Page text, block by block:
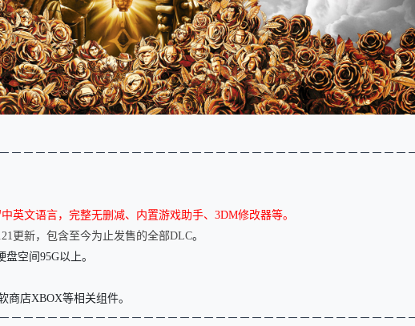
－－－－－－－－－－－－－－ －－－－－ －－－－－ －－－－－ －－－－
英文语言，完整无删减、内置游戏助手、3DM修改器等。
更新，包含至今为止发售的全部DLC。
空间95G以上。
商店XBOX等相关组件。
－－－－－－－－－－－－－－ －－－－－ －－－－－ －－－－－ －－－－